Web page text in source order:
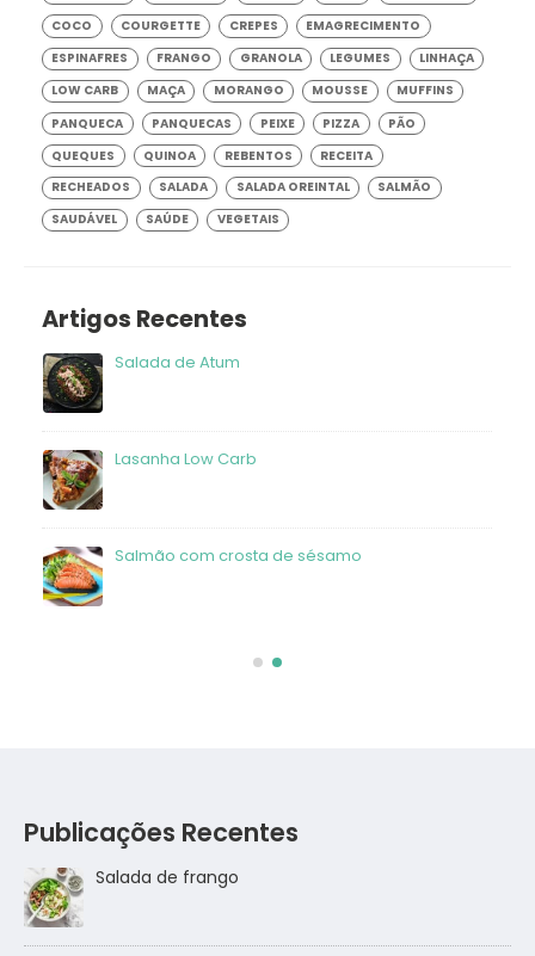
COCO
COURGETTE CREPES
EMAGRECIMENTO
ESPINAFRES
FRANGO GRANOLA LEGUMES
LINHAÇA
LOW CARB
MAÇA MORANGO MOUSSE
MUFFINS
PANQUECA
PANQUECAS PEIXE PIZZA
PÃO
QUEQUES
QUINOA REBENTOS
RECEITA
RECHEADOS
SALADA SALADA OREINTAL
SALMÃO
SAUDÁVEL
SAÚDE VEGETAIS
Artigos Recentes
Salada de Atum
Lasanha Low Carb
Salmão com crosta de sésamo
Publicações Recentes
Salada de frango